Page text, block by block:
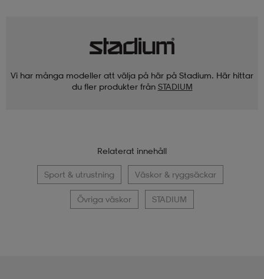
Vi har många modeller att välja på här på Stadium. Här hittar
du fler produkter från STADIUM
Relaterat innehåll
Sport & utrustning Väskor & ryggsäckar
Övriga väskor STADIUM